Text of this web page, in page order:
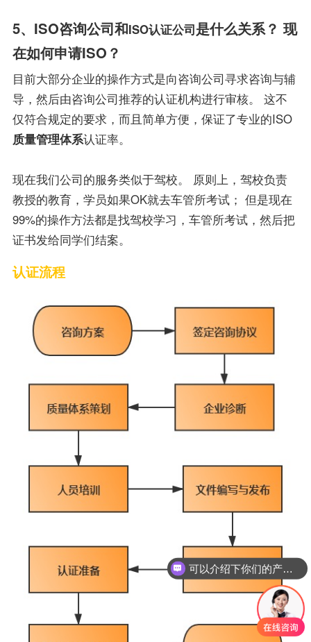
5、ISO咨询公司和ISO认证公司是什么关系？ 现
在如何申请ISO？
目前大部分企业的操作方式是向咨询公司寻求咨询与辅
导，然后由咨询公司推荐的认证机构进行审核。 这不
仅符合规定的要求，而且简单方便，保证了专业的ISO
质量管理体系认证率。
现在我们公司的服务类似于驾校。 原则上，驾校负责
教授的教育，学员如果OK就去车管所考试； 但是现在
99%的操作方法都是找驾校学习，车管所考试，然后把
证书发给同学们结案。
认证流程
可以介绍下你们的产品么？